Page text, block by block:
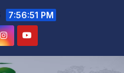
7:56:51 PM